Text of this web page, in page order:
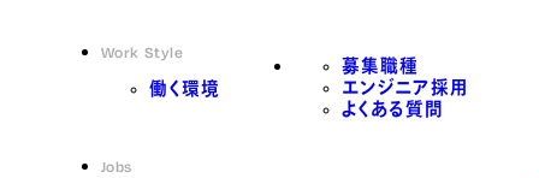
Work Style
働く環境
Jobs
募集職種
エンジニア採用
よくある質問